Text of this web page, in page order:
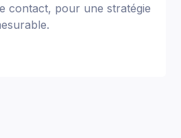
contact, pour une stratégie